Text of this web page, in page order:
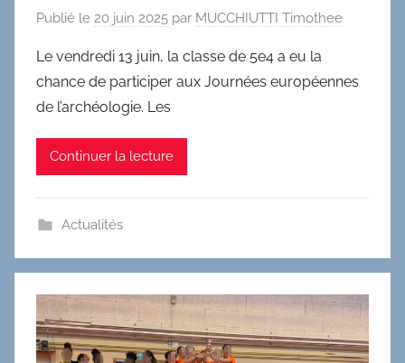
Publié le 20 juin 2025 par MUCCHIUTTI Timothee
Le vendredi 13 juin, la classe de 5e4 a eu la
chance de participer aux Journées européennes
de l’archéologie. Les
Continuer la lecture
Actualités